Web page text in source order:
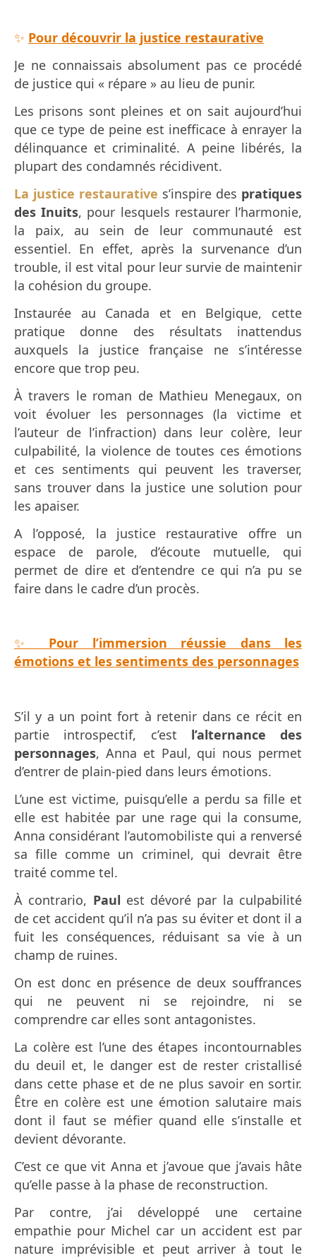
✨ Pour découvrir la justice restaurative
Je ne connaissais absolument pas ce procédé
de justice qui « répare » au lieu de punir.
Les prisons sont pleines et on sait aujourd’hui
que ce type de peine est inefficace à enrayer la
délinquance et criminalité. A peine libérés, la
plupart des condamnés récidivent.
La justice restaurative s’inspire des pratiques
des Inuits, pour lesquels restaurer l’harmonie,
la paix, au sein de leur communauté est
essentiel. En effet, après la survenance d’un
trouble, il est vital pour leur survie de maintenir
la cohésion du groupe.
Instaurée au Canada et en Belgique, cette
pratique donne des résultats inattendus
auxquels la justice française ne s’intéresse
encore que trop peu.
À travers le roman de Mathieu Menegaux, on
voit évoluer les personnages (la victime et
l’auteur de l’infraction) dans leur colère, leur
culpabilité, la violence de toutes ces émotions
et ces sentiments qui peuvent les traverser,
sans trouver dans la justice une solution pour
les apaiser.
A l’opposé, la justice restaurative offre un
espace de parole, d’écoute mutuelle, qui
permet de dire et d’entendre ce qui n’a pu se
faire dans le cadre d’un procès.
✨ Pour l’immersion réussie dans les
émotions et les sentiments des personnages
S’il y a un point fort à retenir dans ce récit en
partie introspectif, c’est l’alternance des
personnages, Anna et Paul, qui nous permet
d’entrer de plain-pied dans leurs émotions.
L’une est victime, puisqu’elle a perdu sa fille et
elle est habitée par une rage qui la consume,
Anna considérant l’automobiliste qui a renversé
sa fille comme un criminel, qui devrait être
traité comme tel.
À contrario, Paul est dévoré par la culpabilité
de cet accident qu’il n’a pas su éviter et dont il a
fuit les conséquences, réduisant sa vie à un
champ de ruines.
On est donc en présence de deux souffrances
qui ne peuvent ni se rejoindre, ni se
comprendre car elles sont antagonistes.
La colère est l’une des étapes incontournables
du deuil et, le danger est de rester cristallisé
dans cette phase et de ne plus savoir en sortir.
Être en colère est une émotion salutaire mais
dont il faut se méfier quand elle s’installe et
devient dévorante.
C’est ce que vit Anna et j’avoue que j’avais hâte
qu’elle passe à la phase de reconstruction.
Par contre, j’ai développé une certaine
empathie pour Michel car un accident est par
nature imprévisible et peut arriver à tout le